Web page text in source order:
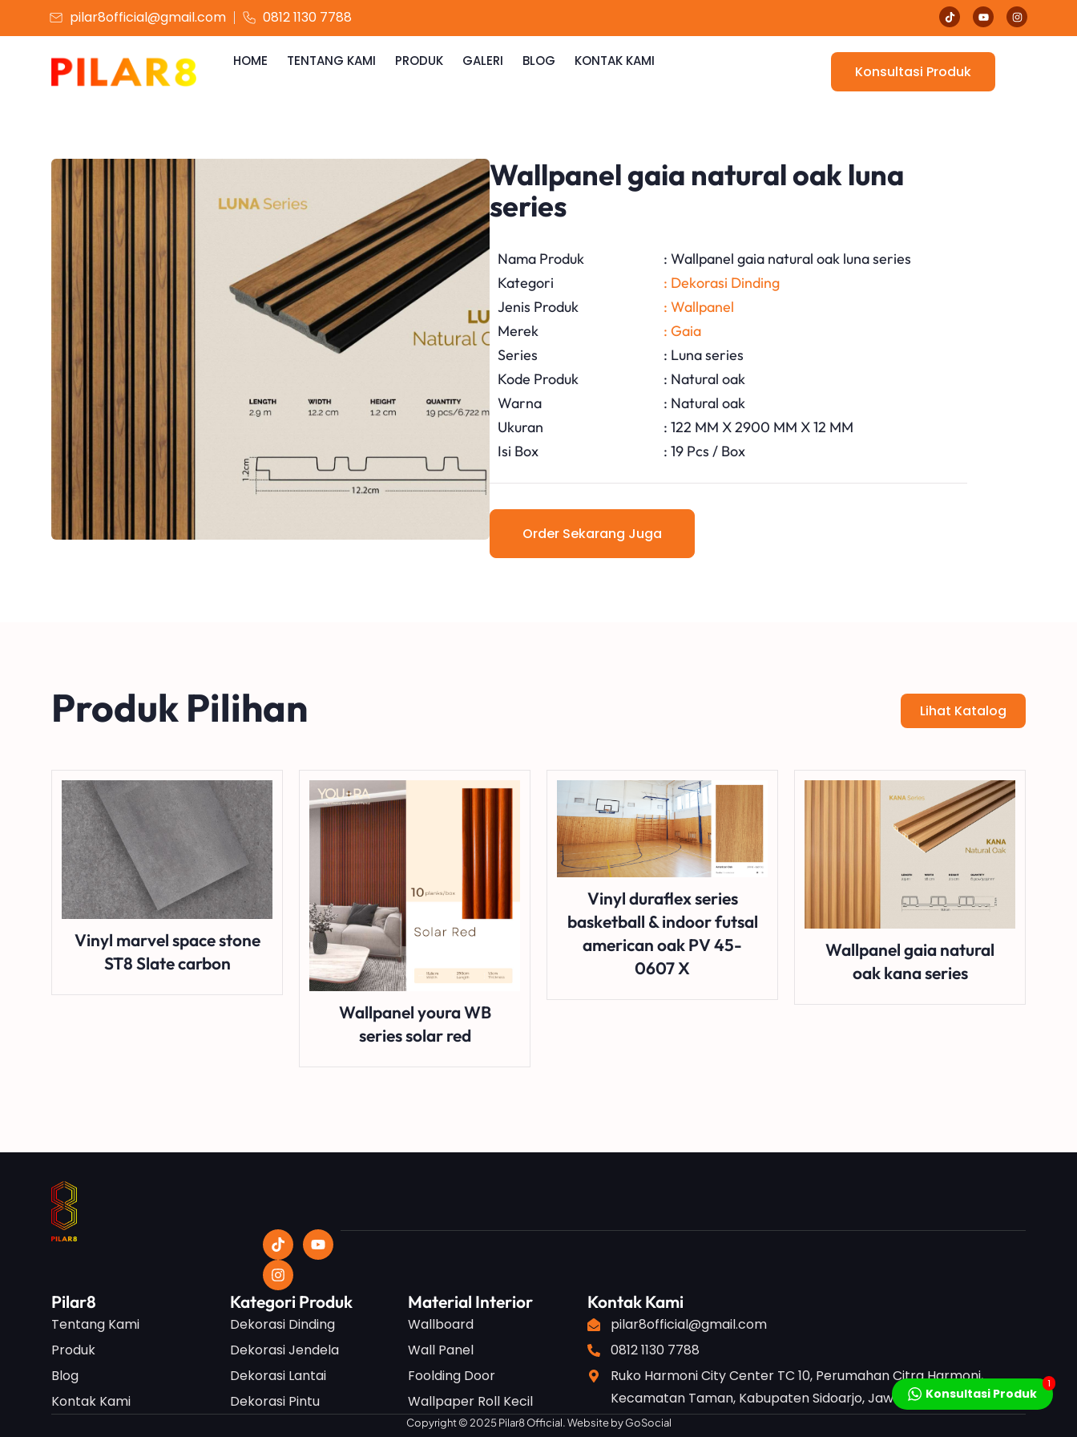
pilar8official@gmail.com 0812 1130 7788
HOME TENTANG KAMI PRODUK GALERI BLOG KONTAK KAMI
Konsultasi Produk
Wallpanel gaia natural oak luna
series
Nama Produk
: Wallpanel gaia natural oak luna series
Kategori
: Dekorasi Dinding
Jenis Produk
: Wallpanel
Merek
: Gaia
Series
: Luna series
Kode Produk
: Natural oak
Warna
: Natural oak
Ukuran
: 122 MM X 2900 MM X 12 MM
Isi Box
: 19 Pcs / Box
Order Sekarang Juga
Produk Pilihan Lihat Katalog
Vinyl marvel space stone
ST8 Slate carbon
Wallpanel youra WB
series solar red
Vinyl duraflex series
basketball & indoor futsal
american oak PV 45-
0607 X
Wallpanel gaia natural
oak kana series
Pilar8
Tentang Kami
Produk
Blog
Kontak Kami
Kategori Produk
Dekorasi Dinding
Dekorasi Jendela
Dekorasi Lantai
Dekorasi Pintu
Material Interior
Wallboard
Wall Panel
Foolding Door
Wallpaper Roll Kecil
Kontak Kami
pilar8official@gmail.com
0812 1130 7788
Ruko Harmoni City Center TC 10, Perumahan Citra Harmoni,
Kecamatan Taman, Kabupaten Sidoarjo, Jawa Timur
Copyright © 2025 Pilar8 Official. Website byGoSocial
Konsultasi Produk
1